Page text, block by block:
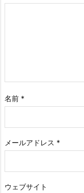
名前 *
メールアドレス *
ウェブサイト